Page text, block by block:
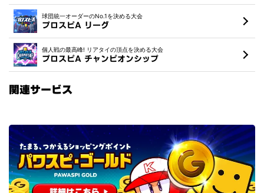
プロスピA リーグ
球団統一オーダーのNo.1を決める大会
プロスピA チャンピオンシップ
個人戦の最高峰! リアタイの頂点を決める大会
関連サービス